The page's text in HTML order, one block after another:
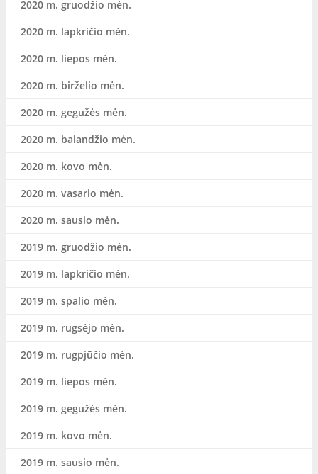
2020 m. gruodžio mėn.
2020 m. lapkričio mėn.
2020 m. liepos mėn.
2020 m. birželio mėn.
2020 m. gegužės mėn.
2020 m. balandžio mėn.
2020 m. kovo mėn.
2020 m. vasario mėn.
2020 m. sausio mėn.
2019 m. gruodžio mėn.
2019 m. lapkričio mėn.
2019 m. spalio mėn.
2019 m. rugsėjo mėn.
2019 m. rugpjūčio mėn.
2019 m. liepos mėn.
2019 m. gegužės mėn.
2019 m. kovo mėn.
2019 m. sausio mėn.